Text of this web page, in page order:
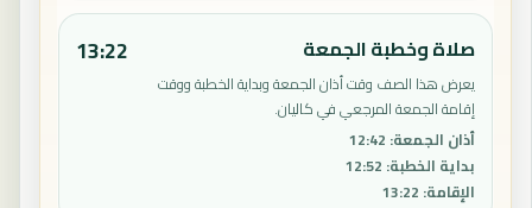
صلاة وخطبة الجمعة
يعرض هذا الصف وقت أذان الجمعة وبداية الخطبة ووقت
إقامة الجمعة المرجعي في كاليان.
أذان الجمعة:
12:42
بداية الخطبة:
12:52
الإقامة:
13:22
13:22